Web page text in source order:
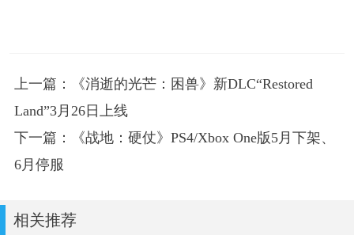
上一篇：《消逝的光芒：困兽》新DLC“Restored
Land”3月26日上线
下一篇：《战地：硬仗》PS4/Xbox One版5月下架、
6月停服
相关推荐